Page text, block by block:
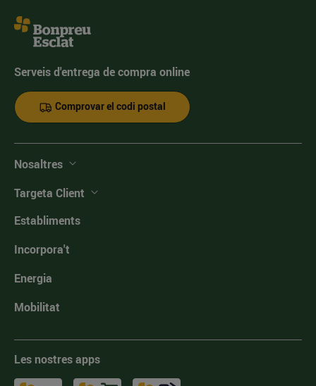
Serveis d'entrega de compra online
Comprovar el codi postal
Nosaltres
Targeta Client
Establiments
Incorpora't
Energia
Mobilitat
Les nostres apps